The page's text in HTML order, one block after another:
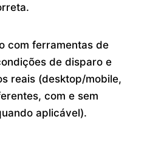
com ferramentas de
de disparo e
reais (desktop/mobile,
com e sem
aplicável).